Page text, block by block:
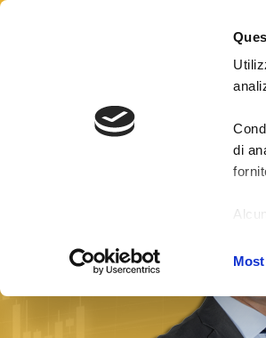
di
Risultati segnali